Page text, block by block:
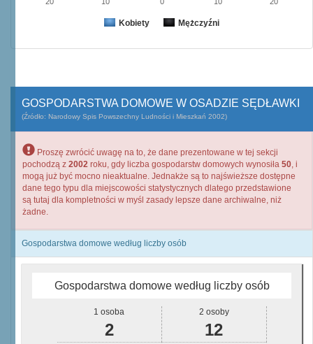
Kobiety Mężczyźni
GOSPODARSTWA DOMOWE W OSADZIE SĘDŁAWKI
(Źródło: Narodowy Spis Powszechny Ludności i Mieszkań 2002)
Proszę zwrócić uwagę na to, że dane prezentowane w tej sekcji
pochodzą z 2002 roku, gdy liczba gospodarstw domowych wynosiła 50, i
mogą już być mocno nieaktualne. Jednakże są to najświeższe dostępne
dane tego typu dla miejscowości statystycznych dlatego przedstawione
są tutaj dla kompletności w myśl zasady lepsze dane archiwalne, niż
żadne.
Gospodarstwa domowe według liczby osób
Gospodarstwa domowe według liczby osób
1 osoba
2
2 osoby
12